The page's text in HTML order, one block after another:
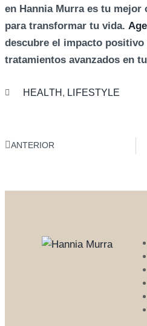
en Hannia Murra es tu mejor
para transformar tu vida.
descubre el impacto positivo
tratamientos avanzados en
HEALTH , LIFESTYLE
ANTERIOR